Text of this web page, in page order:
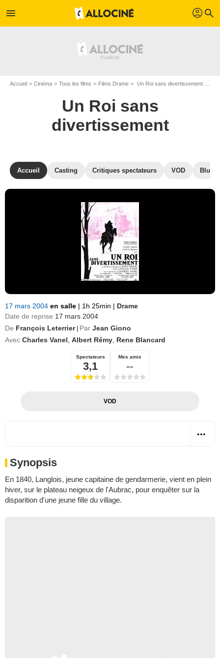
menu profil search
Accueil Cinéma Tous les films Films Drame Un Roi sans divertissement de François Leterrier
Un Roi sans
divertissement
Accueil Casting Critiques spectateurs VOD Blu-
17 mars 2004 en salle | 1h 25min | Drame
Date de reprise 17 mars 2004
De François Leterrier Par Jean Giono
Avec Charles Vanel Albert Rémy Rene Blancard
Spectateurs
3,1
Mes amis
--
VOD
Synopsis
En 1840, Langlois, jeune capitaine de gendarmerie, vient en plein
hiver, sur le plateau neigeux de l'Aubrac, pour enquêter sur la
disparition d'une jeune fille du village.